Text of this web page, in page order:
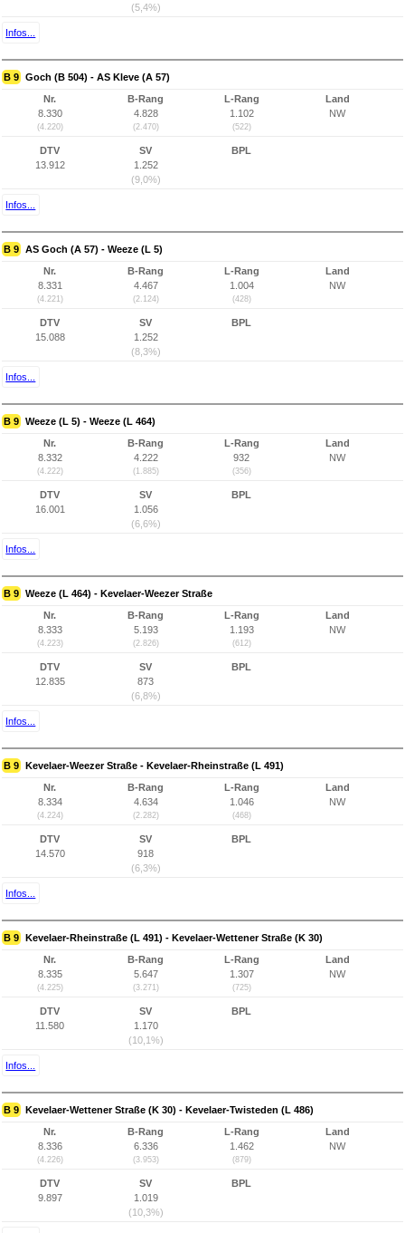
(5,4%)
Infos...
B 9 Goch (B 504) - AS Kleve (A 57)
Nr.
8.330
(4.220)
B-Rang
4.828
(2.470)
L-Rang
1.102
(522)
Land
NW
DTV
13.912
SV
1.252
(9,0%)
BPL
Infos...
B 9 AS Goch (A 57) - Weeze (L 5)
Nr.
8.331
(4.221)
B-Rang
4.467
(2.124)
L-Rang
1.004
(428)
Land
NW
DTV
15.088
SV
1.252
(8,3%)
BPL
Infos...
B 9 Weeze (L 5) - Weeze (L 464)
Nr.
8.332
(4.222)
B-Rang
4.222
(1.885)
L-Rang
932
(356)
Land
NW
DTV
16.001
SV
1.056
(6,6%)
BPL
Infos...
B 9 Weeze (L 464) - Kevelaer-Weezer Straße
Nr.
8.333
(4.223)
B-Rang
5.193
(2.826)
L-Rang
1.193
(612)
Land
NW
DTV
12.835
SV
873
(6,8%)
BPL
Infos...
B 9 Kevelaer-Weezer Straße - Kevelaer-Rheinstraße (L 491)
Nr.
8.334
(4.224)
B-Rang
4.634
(2.282)
L-Rang
1.046
(468)
Land
NW
DTV
14.570
SV
918
(6,3%)
BPL
Infos...
B 9 Kevelaer-Rheinstraße (L 491) - Kevelaer-Wettener Straße (K 30)
Nr.
8.335
(4.225)
B-Rang
5.647
(3.271)
L-Rang
1.307
(725)
Land
NW
DTV
11.580
SV
1.170
(10,1%)
BPL
Infos...
B 9 Kevelaer-Wettener Straße (K 30) - Kevelaer-Twisteden (L 486)
Nr.
8.336
(4.226)
B-Rang
6.336
(3.953)
L-Rang
1.462
(879)
Land
NW
DTV
9.897
SV
1.019
(10,3%)
BPL